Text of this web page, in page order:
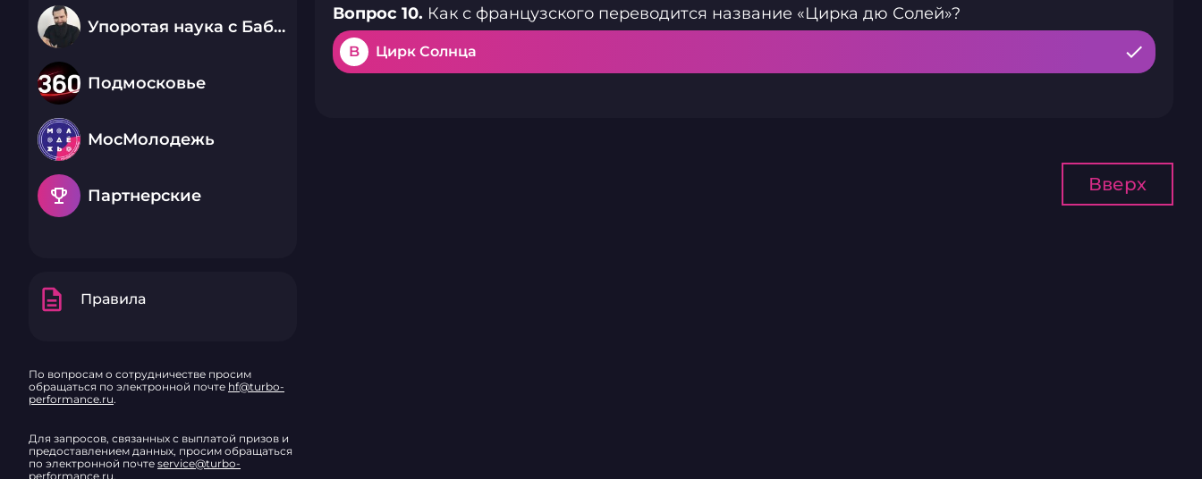
Упоротая наука с Бабаем Лютым
Подмосковье
МосМолодежь
emoji_events Партнерские
description Правила
По вопросам о сотрудничестве просим
обращаться по электронной почте hf@turbo-
performance.ru.
Для запросов, связанных с выплатой призов и
предоставлением данных, просим обращаться
по электронной почте service@turbo-
performance.ru.
Вопрос 10. Как с французского переводится название «Цирка дю Солей»?
B Цирк Солнца
Вверх